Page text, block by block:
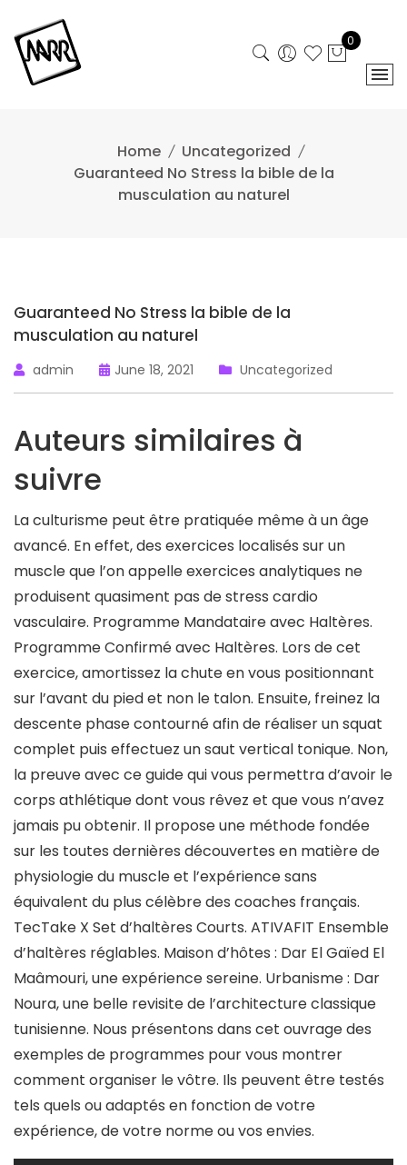
content
0
Home
Uncategorized
Guaranteed No Stress la bible de la
musculation au naturel
Guaranteed No Stress la bible de la
musculation au naturel
admin June 18, 2021 Uncategorized
Auteurs similaires à
suivre
La culturisme peut être pratiquée même à un âge
avancé. En effet, des exercices localisés sur un
muscle que l’on appelle exercices analytiques ne
produisent quasiment pas de stress cardio
vasculaire. Programme Mandataire avec Haltères.
Programme Confirmé avec Haltères. Lors de cet
exercice, amortissez la chute en vous positionnant
sur l’avant du pied et non le talon. Ensuite, freinez la
descente phase contourné afin de réaliser un squat
complet puis effectuez un saut vertical tonique. Non,
la preuve avec ce guide qui vous permettra d’avoir le
corps athlétique dont vous rêvez et que vous n’avez
jamais pu obtenir. Il propose une méthode fondée
sur les toutes dernières découvertes en matière de
physiologie du muscle et l’expérience sans
équivalent du plus célèbre des coaches français.
TecTake X Set d’haltères Courts. ATIVAFIT Ensemble
d’haltères réglables. Maison d’hôtes : Dar El Gaïed El
Maâmouri, une expérience sereine. Urbanisme : Dar
Noura, une belle revisite de l’architecture classique
tunisienne. Nous présentons dans cet ouvrage des
exemples de programmes pour vous montrer
comment organiser le vôtre. Ils peuvent être testés
tels quels ou adaptés en fonction de votre
expérience, de votre norme ou vos envies.